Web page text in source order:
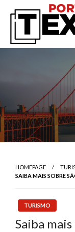
Portal dos
HOMEPAGE
SAIBA MAIS SOBRE
TURISMO
Saiba